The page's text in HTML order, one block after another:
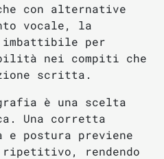
con alternative
vocale, la
per
nei compiti che
scritta.
è una scelta
Una corretta
postura previene
rendendo